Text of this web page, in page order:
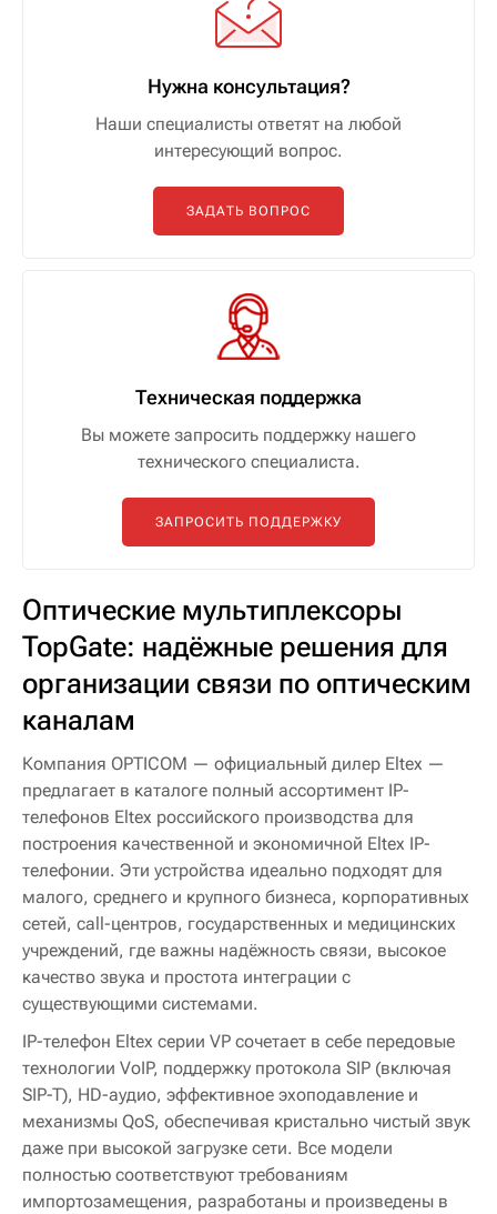
Нужна консультация?
Наши специалисты ответят на любой
интересующий вопрос.
ЗАДАТЬ ВОПРОС
Техническая поддержка
Вы можете запросить поддержку нашего
технического специалиста.
ЗАПРОСИТЬ ПОДДЕРЖКУ
Оптические мультиплексоры
TopGate: надёжные решения для
организации связи по оптическим
каналам
Компания OPTICOM — официальный дилер Eltex —
предлагает в каталоге полный ассортимент IP-
телефонов Eltex российского производства для
построения качественной и экономичной Eltex IP-
телефонии. Эти устройства идеально подходят для
малого, среднего и крупного бизнеса, корпоративных
сетей, call-центров, государственных и медицинских
учреждений, где важны надёжность связи, высокое
качество звука и простота интеграции с
существующими системами.
IP-телефон Eltex серии VP сочетает в себе передовые
технологии VoIP, поддержку протокола SIP (включая
SIP-T), HD-аудио, эффективное эхоподавление и
механизмы QoS, обеспечивая кристально чистый звук
даже при высокой загрузке сети. Все модели
полностью соответствуют требованиям
импортозамещения, разработаны и произведены в